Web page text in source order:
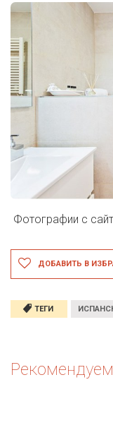
Фотографии с
ДОБАВИТЬ В
ТЕГИ